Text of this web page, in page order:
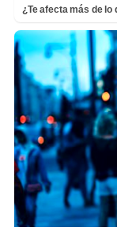
¿Te afecta más de lo